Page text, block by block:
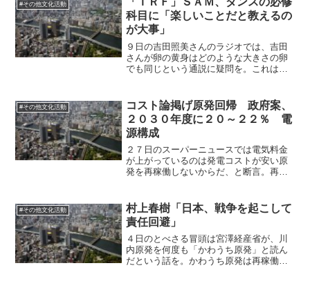
っていたことの証であり...
#その他文化活動
科目に「楽しいことだと教えるの
が大事」
９日の吉田照美さんのラジオでは、吉田
さんが卵の黄身はどのような大きさの卵
でも同じという通説に疑問を。これは私
が大きいと思います。支配的な説に盲従
しない吉田さんは流石です...
#その他文化活動
コスト論掲げ原発回帰 政府案、
２０３０年度に２０～２２％ 電
源構成
２７日のスーパーニュースでは電気料金
が上がっているのは発電コストが安い原
発を再稼働しないからだ、と断言。再稼
まれませんが、本当ならアメリカのよう
に兵士を配備する必要もあ...
#その他文化活動
村上春樹「日本、戦争を起こして
責任回避」
４日のとべさる冒頭は宮澤経産省が、川
内原発を何度も「かわうち原発」と読ん
だという話を。かわうち原発は再稼働し